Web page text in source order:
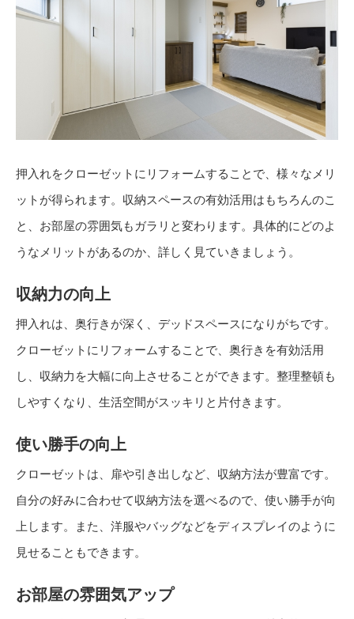
押入れをクローゼットにリフォームすることで、様々なメリ
ットが得られます。収納スペースの有効活用はもちろんのこ
と、お部屋の雰囲気もガラリと変わります。具体的にどのよ
うなメリットがあるのか、詳しく見ていきましょう。
収納力の向上
押入れは、奥行きが深く、デッドスペースになりがちです。
クローゼットにリフォームすることで、奥行きを有効活用
し、収納力を大幅に向上させることができます。整理整頓も
しやすくなり、生活空間がスッキリと片付きます。
使い勝手の向上
クローゼットは、扉や引き出しなど、収納方法が豊富です。
自分の好みに合わせて収納方法を選べるので、使い勝手が向
上します。また、洋服やバッグなどをディスプレイのように
見せることもできます。
お部屋の雰囲気アップ